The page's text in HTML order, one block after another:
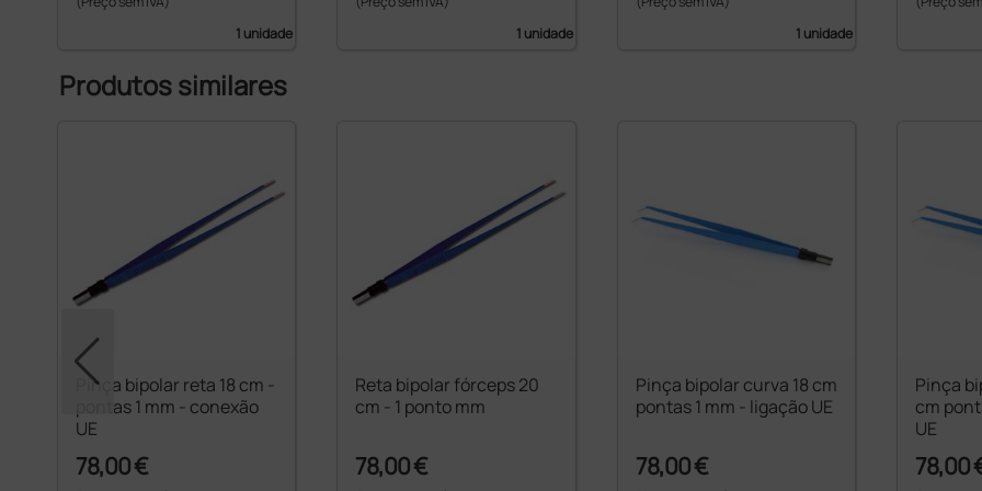
1 unidade
1 unidade
1 unidade
Produtos similares
Pinça bipolar reta 18 cm -
pontas 1 mm - conexão
UE
78,00 €
Reta bipolar fórceps 20
cm - 1 ponto mm
78,00 €
Pinça bipolar curva 18 cm
pontas 1 mm - ligação UE
78,00 €
Pinça
cm
UE
78,00